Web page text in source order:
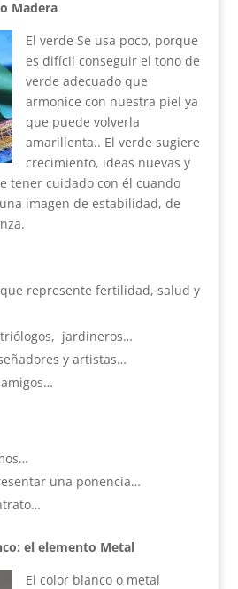
Madera
El verde Se usa poco, porque
es difícil conseguir el tono de
verde adecuado que
armonice con nuestra piel ya
que puede volverla
amarillenta.. El verde sugiere
crecimiento, ideas nuevas y
tener cuidado con él cuando
imagen de estabilidad, de
represente fertilidad, salud y
jardineros…
y artistas…
una ponencia…
el elemento Metal
El color blanco o metal